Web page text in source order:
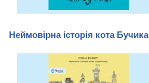
Неймовірна історія кота Бучика